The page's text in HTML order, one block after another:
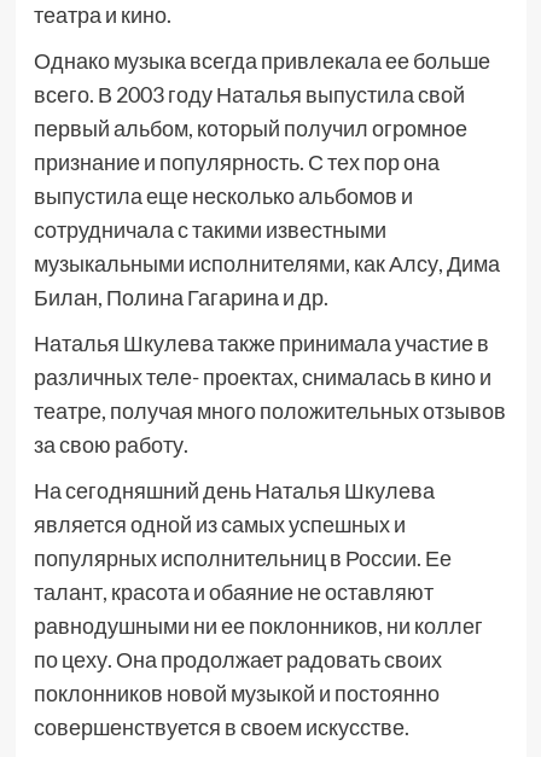
театра и кино.
Однако музыка всегда привлекала ее больше
всего. В 2003 году Наталья выпустила свой
первый альбом, который получил огромное
признание и популярность. С тех пор она
выпустила еще несколько альбомов и
сотрудничала с такими известными
музыкальными исполнителями, как Алсу, Дима
Билан, Полина Гагарина и др.
Наталья Шкулева также принимала участие в
различных теле- проектах, снималась в кино и
театре, получая много положительных отзывов
за свою работу.
На сегодняшний день Наталья Шкулева
является одной из самых успешных и
популярных исполнительниц в России. Ее
талант, красота и обаяние не оставляют
равнодушными ни ее поклонников, ни коллег
по цеху. Она продолжает радовать своих
поклонников новой музыкой и постоянно
совершенствуется в своем искусстве.